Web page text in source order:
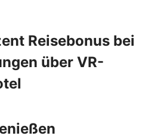
Reisebonus bei
über VR-